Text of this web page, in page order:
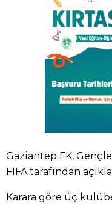
Gaziantep FK,
FIFA tarafından
Karara göre üç